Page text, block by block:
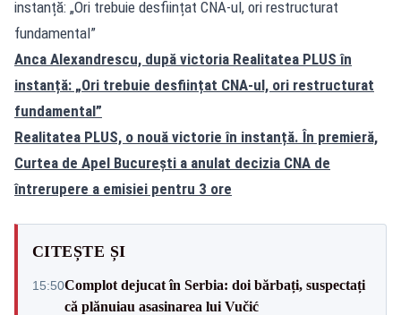
Anca Alexandrescu, după victoria Realitatea PLUS în
instanță: „Ori trebuie desființat CNA-ul, ori restructurat
fundamental”
Realitatea PLUS, o nouă victorie în instanță. În premieră,
Curtea de Apel București a anulat decizia CNA de
întrerupere a emisiei pentru 3 ore
CITEȘTE ȘI
15:50Complot dejucat în Serbia: doi bărbați, suspectați
că plănuiau asasinarea lui Vučić